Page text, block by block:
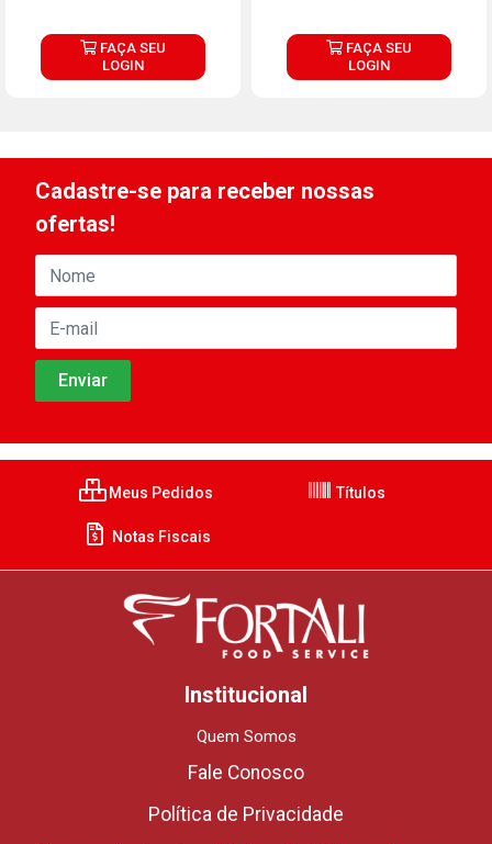
FAÇA SEU
LOGIN
FAÇA SEU
LOGIN
Cadastre-se para receber nossas
ofertas!
Meus Pedidos Títulos
Notas Fiscais
Institucional
Quem Somos
Fale Conosco
Política de Privacidade